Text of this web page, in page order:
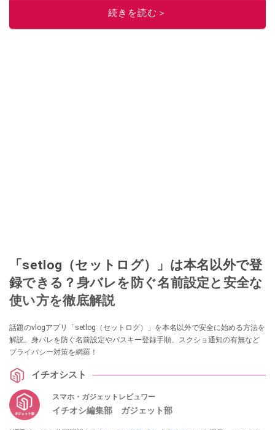
続きを読む＞
「setlog（セットログ）」は本名以外で登
録できる？身バレを防ぐ名前設定と安全な
使い方を徹底解説
話題のvlogアプリ「setlog（セットログ）」を本名以外で安全に始める方法を
解説。身バレを防ぐ名前設定やパスキー登録手順、スクショ通知の有無など
プライバシー対策を網羅！
イチオシスト
スマホ・ガジェットレビュワー
イチオシ編集部 ガジェット部